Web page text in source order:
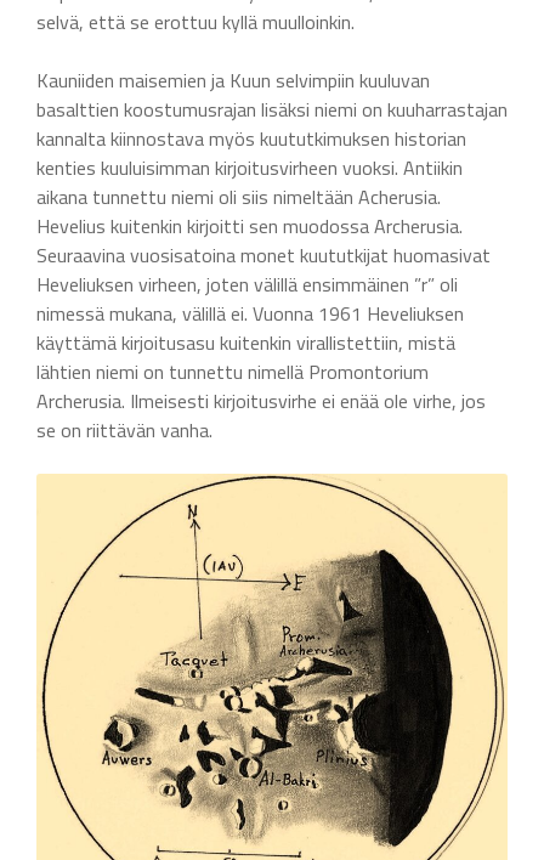
selvä, että se erottuu kyllä muulloinkin.
Kauniiden maisemien ja Kuun selvimpiin kuuluvan
basalttien koostumusrajan lisäksi niemi on kuuharrastajan
kannalta kiinnostava myös kuututkimuksen historian
kenties kuuluisimman kirjoitusvirheen vuoksi. Antiikin
aikana tunnettu niemi oli siis nimeltään Acherusia.
Hevelius kuitenkin kirjoitti sen muodossa Archerusia.
Seuraavina vuosisatoina monet kuututkijat huomasivat
Heveliuksen virheen, joten välillä ensimmäinen ”r” oli
nimessä mukana, välillä ei. Vuonna 1961 Heveliuksen
käyttämä kirjoitusasu kuitenkin virallistettiin, mistä
lähtien niemi on tunnettu nimellä Promontorium
Archerusia. Ilmeisesti kirjoitusvirhe ei enää ole virhe, jos
se on riittävän vanha.